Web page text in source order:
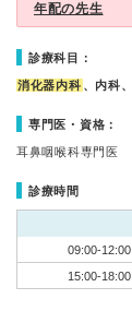
年配の先生
診療科目：
消化器内科 、内科
専門医・資格：
耳鼻咽喉科専門医
診療時間
09:00-12:00
15:00-18:00